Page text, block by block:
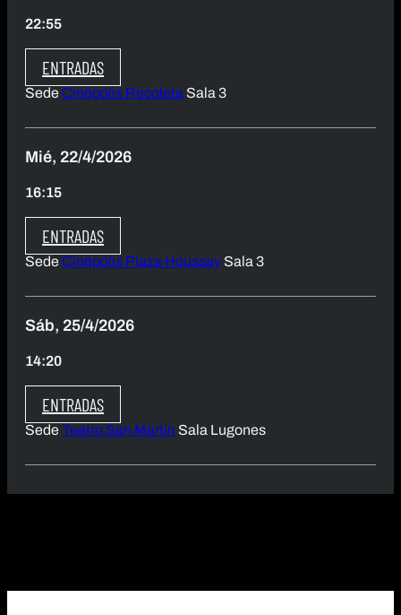
22:55
ENTRADAS
Sede Cinépolis Recoleta Sala 3
Mié, 22/4/2026
16:15
ENTRADAS
Sede Cinépolis Plaza Houssay Sala 3
Sáb, 25/4/2026
14:20
ENTRADAS
Sede Teatro San Martín Sala Lugones